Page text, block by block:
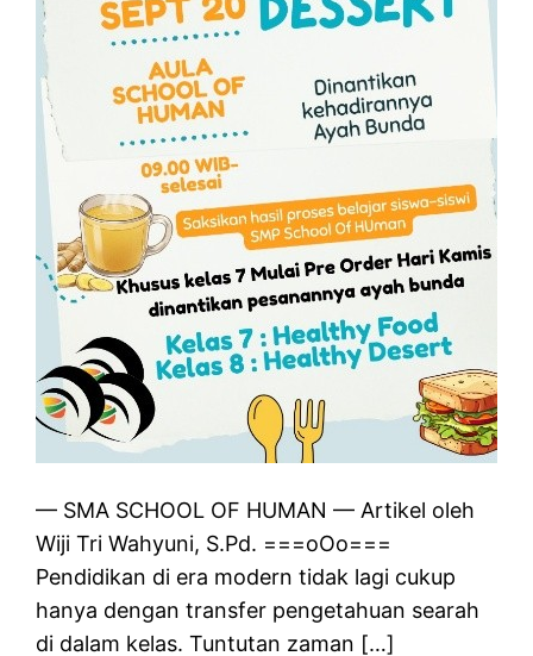
— SMA SCHOOL OF HUMAN — Artikel oleh
Wiji Tri Wahyuni, S.Pd. ===oOo===
Pendidikan di era modern tidak lagi cukup
hanya dengan transfer pengetahuan searah
di dalam kelas. Tuntutan zaman […]